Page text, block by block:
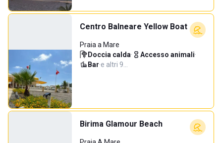
Centro Balneare Yellow Boat
Praia a Mare
Doccia calda· Accesso animali·
Bar·e altri 9…
Birima Glamour Beach